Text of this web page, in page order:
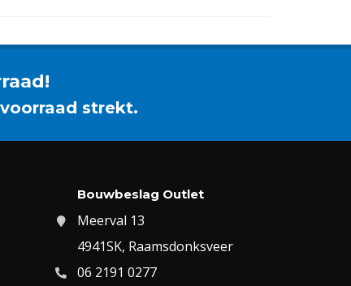
strekt.
Bouwbeslag Outlet
Meerval 13
4941SK, Raamsdonksveer
06 2191 0277